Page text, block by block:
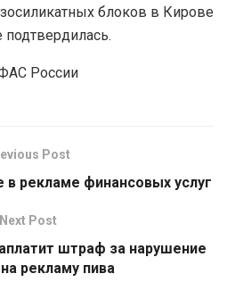
блоков в Кирове
подтвердилась.
России
Post
рекламе финансовых услуг
Next Post
штраф за нарушение
рекламу пива